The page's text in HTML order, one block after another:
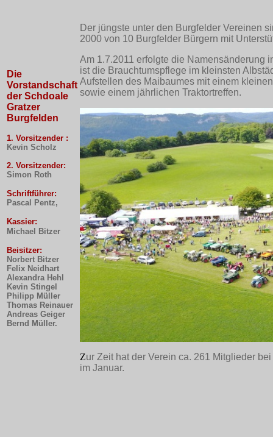
Die
Vorstandschaft
der Schdoale
Gratzer
Burgfelden
1. Vorsitzender :
Kevin Scholz
2. Vorsitzender:
Simon Roth
Schriftführer:
Pascal Pentz,
Kassier:
Michael Bitzer
Beisitzer:
Norbert Bitzer
Felix Neidhart
Alexandra Hehl
Kevin Stingel
Philipp Müller
Thomas Reinauer
Andreas Geiger
Bernd Müller.
Der jüngste unter den Burgfelder Vereinen
2000 von 10 Burgfelder Bürgern mit
Am 1.7.2011 erfolgte die Namensänderung
ist die Brauchtumspflege im kleinsten
Aufstellen des Maibaumes mit einem
sowie einem jährlichen Traktortreffen.
Zur Zeit hat der Verein ca. 261 Mitglieder
im Januar.